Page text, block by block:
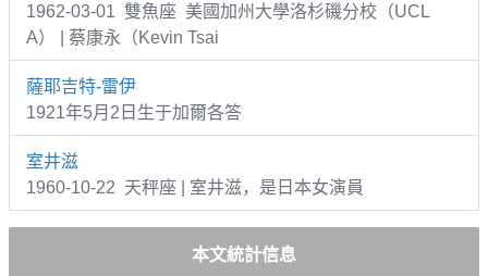
1962-03-01 雙魚座 美國加州大學洛杉磯分校（UCL
A） | 蔡康永（Kevin Tsai
薩耶吉特-雷伊
1921年5月2日生于加爾各答
室井滋
1960-10-22 天秤座 | 室井滋，是日本女演員
本文統計信息